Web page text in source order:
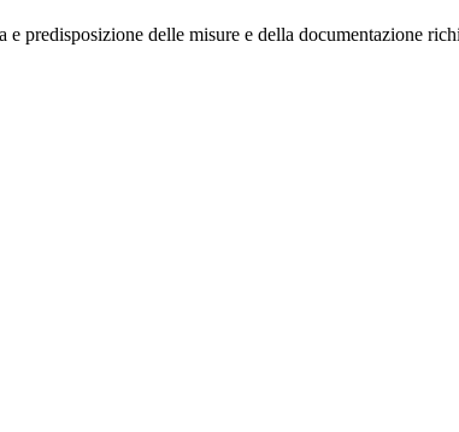
predisposizione delle misure e della documentazione